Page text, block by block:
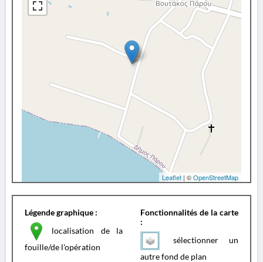
Leaflet | ©OpenStreetMap
Légende graphique :
localisation de la
fouille/de l'opération
Fonctionnalités de la carte
:
sélectionner un
autre fond de plan